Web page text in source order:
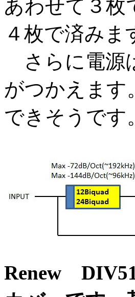
あわせて３枚
４枚で済みま
さらに電源
がつかえます
できそうです
Renew